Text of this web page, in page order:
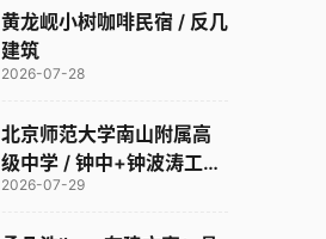
黄龙岘小树咖啡民宿 / 反几
建筑
2026-07-28
北京师范大学南山附属高
级中学 / 钟中+钟波涛工作
室
2026-07-29